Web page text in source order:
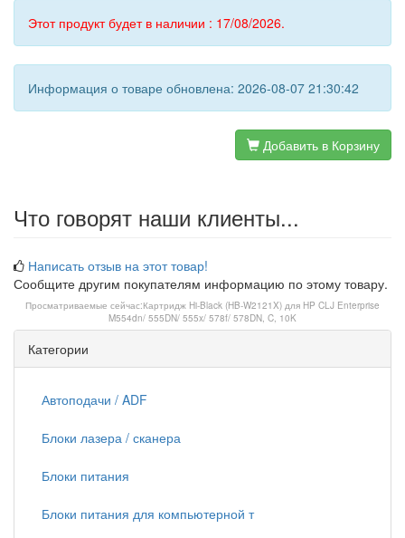
Этот продукт будет в наличии : 17/08/2026.
Информация о товаре обновлена: 2026-08-07 21:30:42
Добавить в Корзину
Что говорят наши клиенты...
Написать отзыв на этот товар!
Сообщите другим покупателям информацию по этому товару.
Просматриваемые сейчас:Картридж Hi-Black (HB-W2121X) для HP CLJ Enterprise
M554dn/ 555DN/ 555x/ 578f/ 578DN, C, 10K
Категории
Автоподачи / ADF
Блоки лазера / сканера
Блоки питания
Блоки питания для компьютерной т